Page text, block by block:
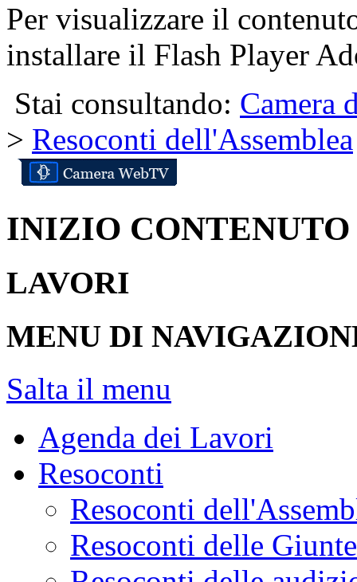
Per visualizzare il
installare il Flash Player
Stai consultando: Camera
> Resoconti dell'Assemblea
INIZIO CONTENUTO
LAVORI
MENU DI
Salta il menu
Agenda dei Lavori
Resoconti
Resoconti
Resoconti delle